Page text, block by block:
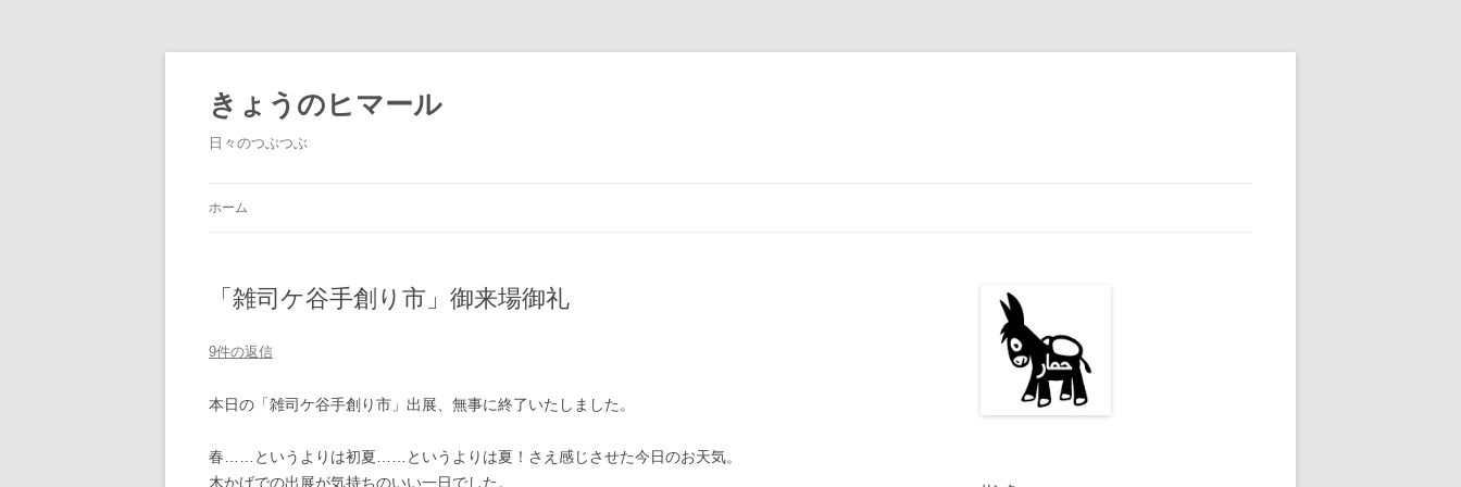
きょうのヒマール
日々のつぶつぶ
ホーム
「雑司ケ谷手創り市」御来場御礼
9件の返信
本日の「雑司ケ谷手創り市」出展、無事に終了いたしました。
春……というよりは初夏……というよりは夏！さえ感じさせた今日のお天気。
木かげでの出展が気持ちのいい一日でした。